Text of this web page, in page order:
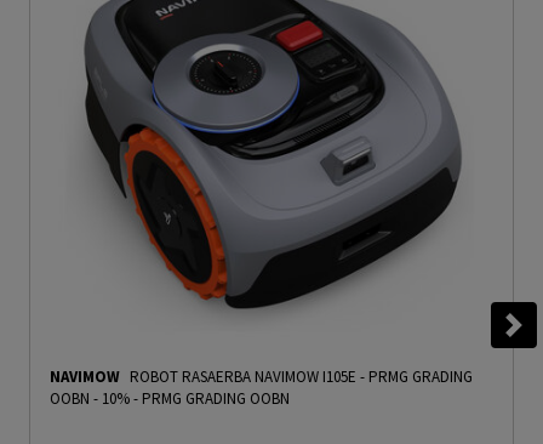
NAVIMOW ROBOT RASAERBA NAVIMOW I105E - PRMG GRADING
OOBN - 10%- PRMG GRADING OOBN